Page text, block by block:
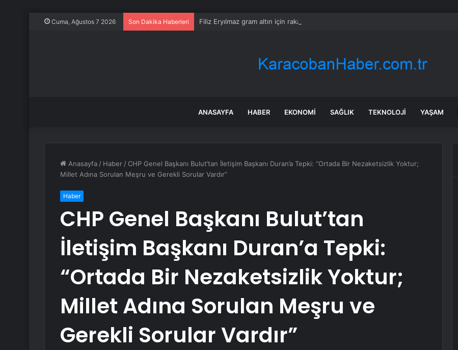
Cuma, Ağustos 7 2026 Son Dakika Haberleri Filiz Eryılmaz gram altın için rakam verdi: Yarın akşama işaret etti
ANASAYFA HABER EKONOMI SAĞLIK TEKNOLOJI YAŞAM
Anasayfa / Haber / CHP Genel Başkanı Bulut’tan İletişim Başkanı Duran’a Tepki: “Ortada Bir Nezaketsizlik Yoktur;
Millet Adına Sorulan Meşru ve Gerekli Sorular Vardır”
Haber
CHP Genel Başkanı Bulut’tan
İletişim Başkanı Duran’a Tepki:
“Ortada Bir Nezaketsizlik Yoktur;
Millet Adına Sorulan Meşru ve
Gerekli Sorular Vardır”